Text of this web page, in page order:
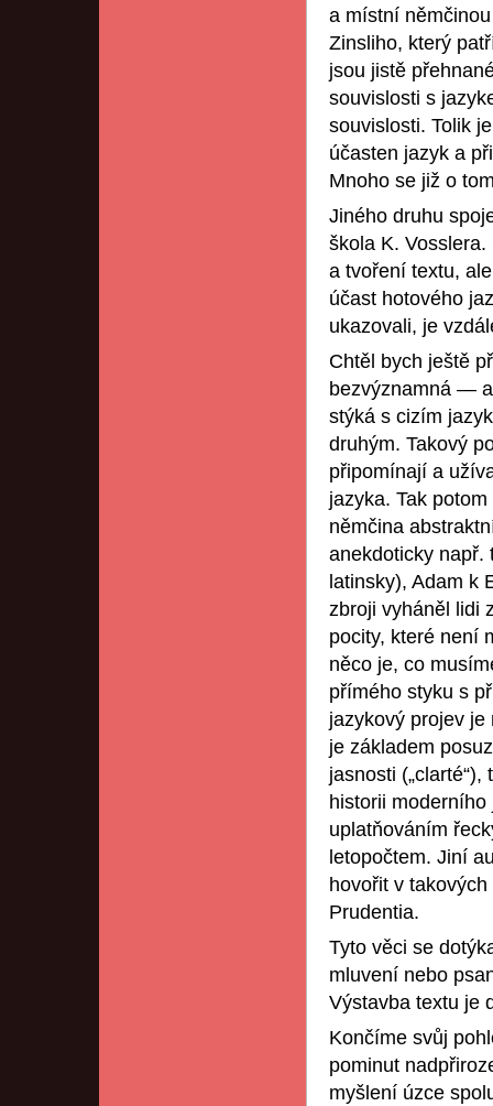
a místní
Zinsliho, který
jsou jistě
souvislosti s
souvislosti. Tolik
účasten jazyk a
Mnoho se již o
Jiného druhu
škola K.
a tvoření textu,
účast hotového
ukazovali, je
Chtěl bych ještě
bezvýznamná —
stýká s cizím
druhým. Takový
připomínají a
jazyka. Tak
němčina
anekdoticky např.
latinsky), Adam k
zbroji vyháněl lidi
pocity, které není
něco je, co
přímého styku s
jazykový projev je
je základem
jasnosti
historii
uplatňováním
letopočtem. Jiní
hovořit v
Prudentia.
Tyto věci se
mluvení nebo
Výstavba textu je
Končíme svůj
pominut
myšlení úzce